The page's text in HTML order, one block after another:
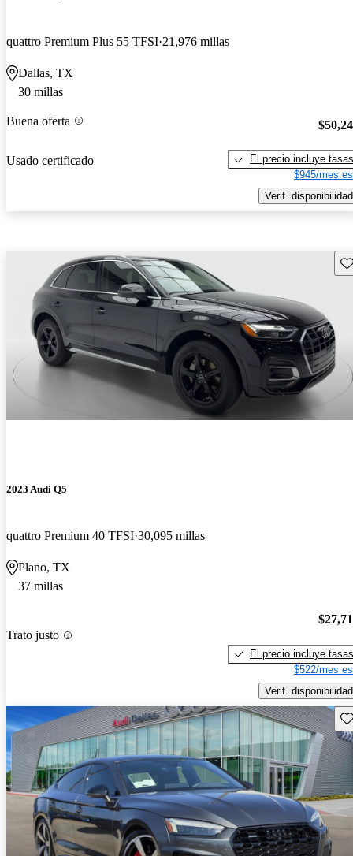
quattro Premium Plus 55 TFSI 21,976 millas
Dallas, TX
30 millas
Buena oferta
Usado certificado
El precio incluye tasas
$945/mes
Verif. disponibilidad
2023 Audi Q5
quattro Premium 40 TFSI 30,095 millas
Plano, TX
37 millas
Trato justo
El precio incluye tasas
$522/mes
Verif. disponibilidad